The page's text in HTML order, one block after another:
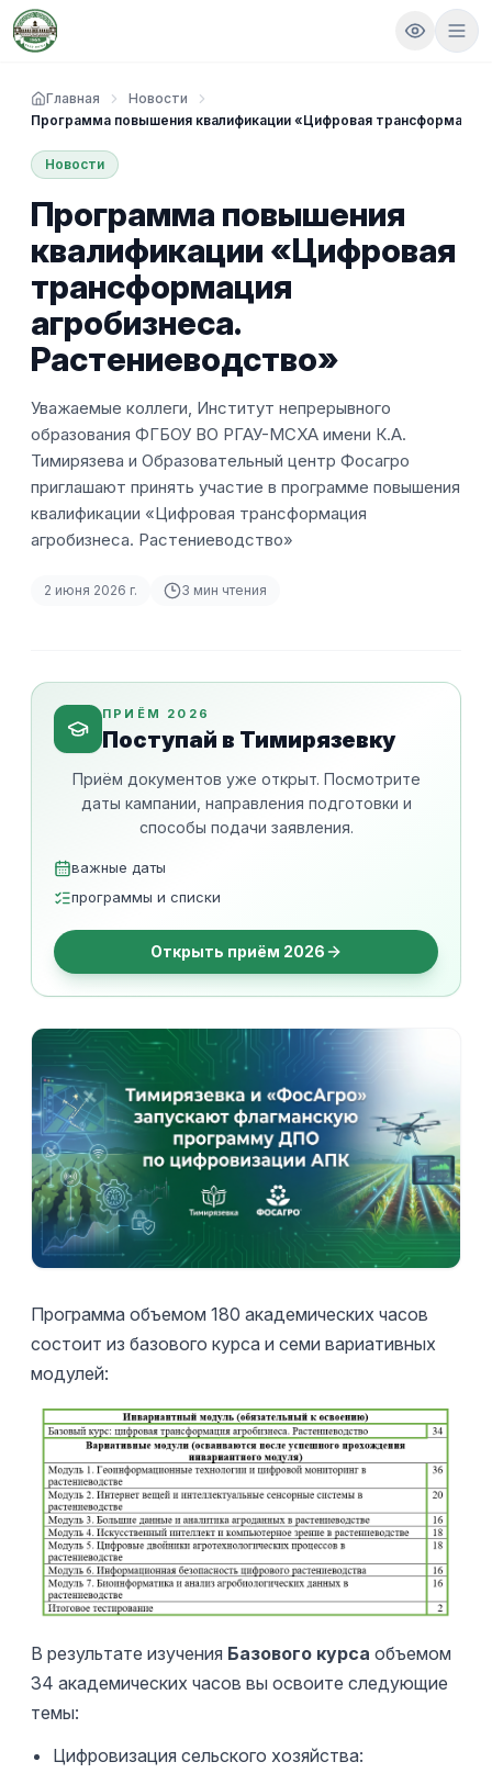
Главная
Новости
Программа повышения квалификации «Цифровая трансформация
Новости
Программа повышения
квалификации «Цифровая
трансформация
агробизнеса.
Растениеводство»
Уважаемые коллеги, Институт непрерывного
образования ФГБОУ ВО РГАУ-МСХА имени К.А.
Тимирязева и Образовательный центр Фосагро
приглашают принять участие в программе повышения
квалификации «Цифровая трансформация
агробизнеса. Растениеводство»
2 июня 2026 г. 3 мин чтения
ПРИЁМ 2026
Поступай в Тимирязевку
Приём документов уже открыт. Посмотрите
даты кампании, направления подготовки и
способы подачи заявления.
важные даты
программы и списки
Открыть приём 2026
Программа объемом 180 академических часов
состоит из базового курса и семи вариативных
модулей:
В результате изучения Базового курса объемом
34 академических часов вы освоите следующие
темы:
Цифровизация сельского хозяйства: